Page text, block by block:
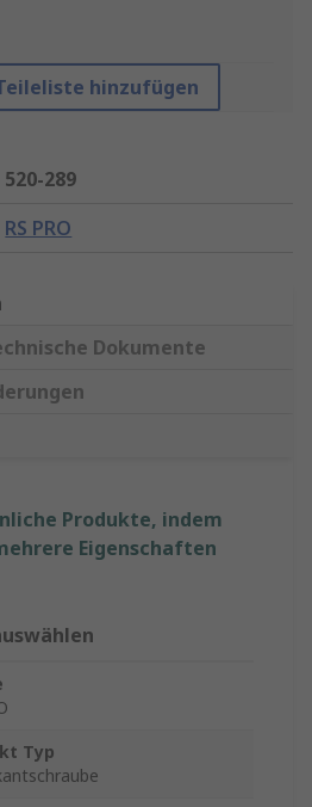
hinzufügen
520-289
RS PRO
Dokumente
Produkte, indem
Eigenschaften
Typ